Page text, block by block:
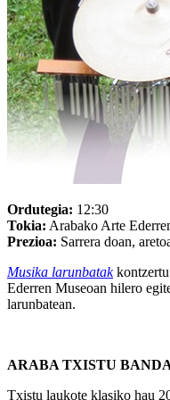
Ordutegia: 12:30
Tokia: Arabako Arte
Prezioa: Sarrera doan,
Musika larunbatak
Ederren Museoan hilero
larunbatean.
ARABA TXISTU
Txistu laukote klasiko hau